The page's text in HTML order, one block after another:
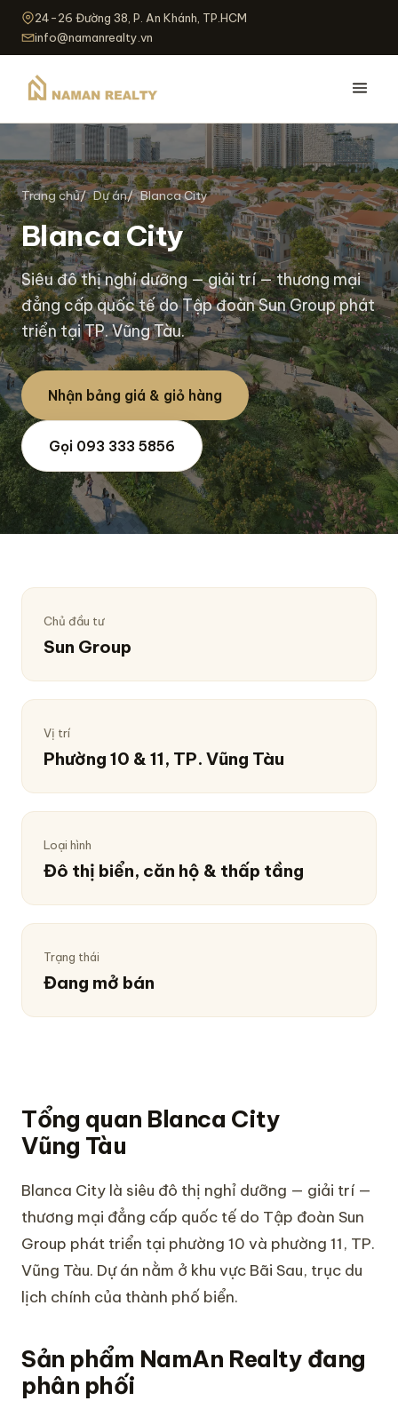
24-26 Đường 38, P. An Khánh, TP.HCM
info@namanrealty.vn
Trang chủ Dự án Blanca City
Blanca City
Siêu đô thị nghỉ dưỡng — giải trí — thương mại
đẳng cấp quốc tế do Tập đoàn Sun Group phát
triển tại TP. Vũng Tàu.
Nhận bảng giá & giỏ hàng
Gọi 093 333 5856
Chủ đầu tư
Sun Group
Vị trí
Phường 10 & 11, TP. Vũng Tàu
Loại hình
Đô thị biển, căn hộ & thấp tầng
Trạng thái
Đang mở bán
Tổng quan Blanca City
Vũng Tàu
Blanca City là siêu đô thị nghỉ dưỡng — giải trí —
thương mại đẳng cấp quốc tế do Tập đoàn Sun
Group phát triển tại phường 10 và phường 11, TP.
Vũng Tàu. Dự án nằm ở khu vực Bãi Sau, trục du
lịch chính của thành phố biển.
Sản phẩm NamAn Realty đang
phân phối